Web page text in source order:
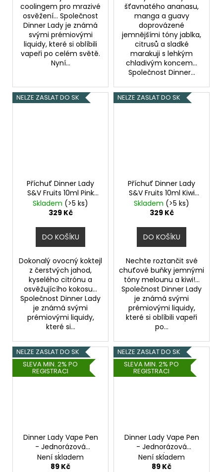
coolingem pro mrazivé
osvěžení... Společnost
Dinner Lady je známá
svými prémiovými
liquidy, které si oblíbili
vapeři po celém světě.
Nyní...
šťavnatého ananasu,
manga a guavy
doprovázené
jemnějšími tóny jablka,
citrusů a sladké
marakuji s lehkým
chladivým koncem...
Společnost Dinner...
NELZE ZASLAT DO SK
Příchuť Dinner Lady
S&V Fruits 10ml Pink
Wave
Skladem (>5 ks)
329 Kč
DO KOŠÍKU
Dokonalý ovocný koktejl
z čerstvých jahod,
kyselého citrónu a
osvěžujícího kokosu...
Společnost Dinner Lady
je známá svými
prémiovými liquidy,
které si...
NELZE ZASLAT DO SK
Příchuť Dinner Lady
S&V Fruits 10ml Kiwi
Melon
Skladem (>5 ks)
329 Kč
DO KOŠÍKU
Nechte roztančit své
chuťové buňky jemnými
tóny melounu a kiwi!...
Společnost Dinner Lady
je známá svými
prémiovými liquidy,
které si oblíbili vapeři
po...
NELZE ZASLAT DO SK
SLEVA MIN. 2% PO
REGISTRACI
Dinner Lady Vape Pen
- Jednorázová
cigareta (Strawberry
Ice) 20mg
Není skladem
89 Kč
NELZE ZASLAT DO SK
SLEVA MIN. 2% PO
REGISTRACI
Dinner Lady Vape Pen
- Jednorázová
cigareta (Smooth
Tobacco) 20mg
Není skladem
89 Kč